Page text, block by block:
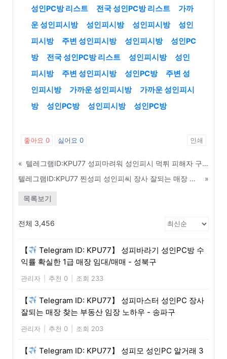
성인PC방 리스트
전국 성인PC방 리스트
가까
운 성인피시방
성인피시방 성인피시방
성인
피시방
주변 성인피시방 성인피시방
성인PC
방
전국 성인PC방 리스트 성인피시방
성인
피시방
주변 성인피시방 성인PC방
주변 성
인피시방
가까운 성인피시방
가까운 성인피시
방
성인PC방 성인피시방 성인PC방
좋아요 0 싫어요 0 인쇄
«
텔레그램ID:KPU77 성피마려워 성인피시 먹튀 피해자 구제 및 소송 지원 센터 안내 - 진도
텔레그램ID:KPU77 찐성피 성인피씨 장사 잘되는 매장 찾는 부동산 임장 노하우 - 목포
»
목록보기
전체 3,456
【
Telegram ID: KPU77】 성피바라기 성인PC방 수
익률 확실한 1급 매장 임대/매매 - 성북구
관리자 추천 0 조회 233
【
Telegram ID: KPU77】 성피마스터 성인PC 장사
잘되는 매장 찾는 부동산 임장 노하우 - 송파구
관리자 추천 0 조회 203
【
Telegram ID: KPU77】 성피모 성인PC 알거래 3